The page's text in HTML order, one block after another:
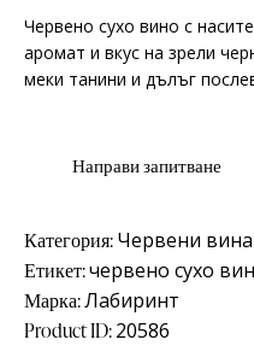
Червено сухо вино с
аромат и вкус на зрели
меки танини и дълъг
Категория:Червени вина
Етикет:червено сухо
Марка:Лабиринт
Product ID:20586